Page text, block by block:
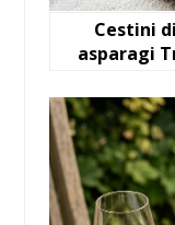
Cestini
asparagi